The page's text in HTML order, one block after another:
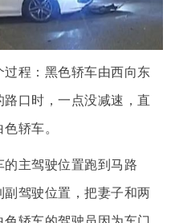
程：黑色轿车由西向东
口时，一点没减速，直
轿车。
主驾驶位置跑到马路
驾驶位置，把妻子和两